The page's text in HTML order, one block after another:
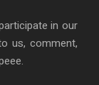
in our
us, comment,